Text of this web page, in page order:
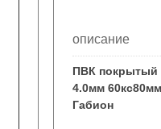
описание
ПВК покрытый
4.0мм
Габион